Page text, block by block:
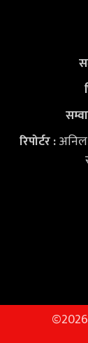
रिपोर्टर :अनिल
©